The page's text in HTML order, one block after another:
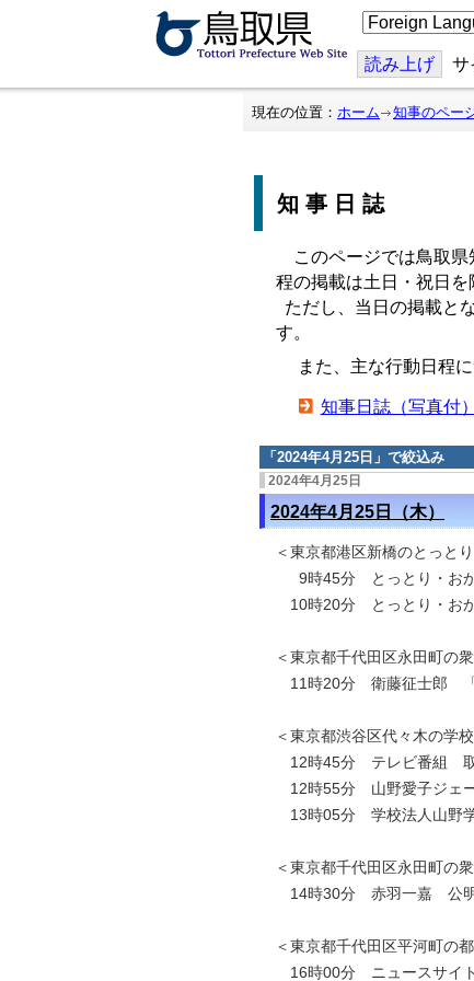
こ
の
ジ
を
翻
読み上げ サ
現在の位置： ホーム 知事のペー
知事日誌
このページでは鳥取県
程の掲載は土日・祝日を
ただし、当日の掲載と
す。
また、主な行動日程に
知事日誌（写真付）
「 2024年4月25日 」で絞込み
2024年4月25日
2024年4月25日（木）
＜東京都港区新橋のとっと
9時45分 とっとり・おか
10時20分
とっとり・お
＜東京都千代田区永田町の
11時20分 衛藤征士郎
＜東京都渋谷区代々木の学
12時45分 テレビ番組
12時55分 山野愛子ジェ
13時05分 学校法人山野
＜東京都千代田区永田町の
14時30分 赤羽一嘉 公明
＜東京都千代田区平河町の
16時00分 ニュースサイ